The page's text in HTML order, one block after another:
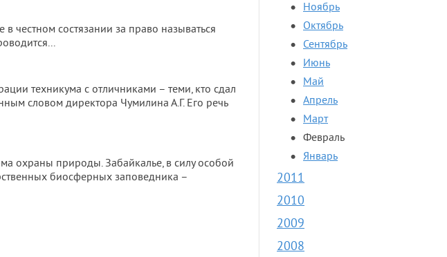
Ноябрь
Октябрь
Сентябрь
Июнь
Май
Апрель
Март
Февраль
Январь
2011
2010
2009
2008
в честном состязании за право называться
техникума с отличниками – теми, кто сдал
словом директора Чумилина А.Г. Его речь
охраны природы. Забайкалье, в силу особой
биосферных заповедника –